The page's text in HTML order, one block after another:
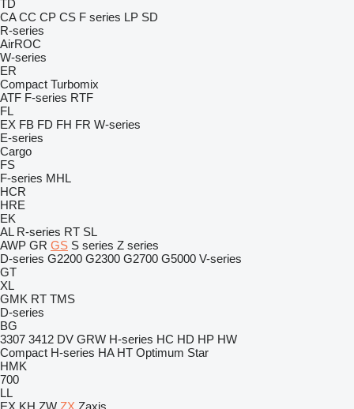
TD
CA CC CP CS F series LP SD
R-series
AirROC
W-series
ER
Compact Turbomix
ATF F-series RTF
FL
EX FB FD FH FR W-series
E-series
Cargo
FS
F-series MHL
HCR
HRE
EK
AL R-series RT SL
AWP GR GS S series Z series
D-series G2200 G2300 G2700 G5000 V-series
GT
XL
GMK RT TMS
D-series
BG
3307 3412 DV GRW H-series HC HD HP HW
Compact H-series HA HT Optimum Star
HMK
700
LL
EX KH ZW ZX Zaxis